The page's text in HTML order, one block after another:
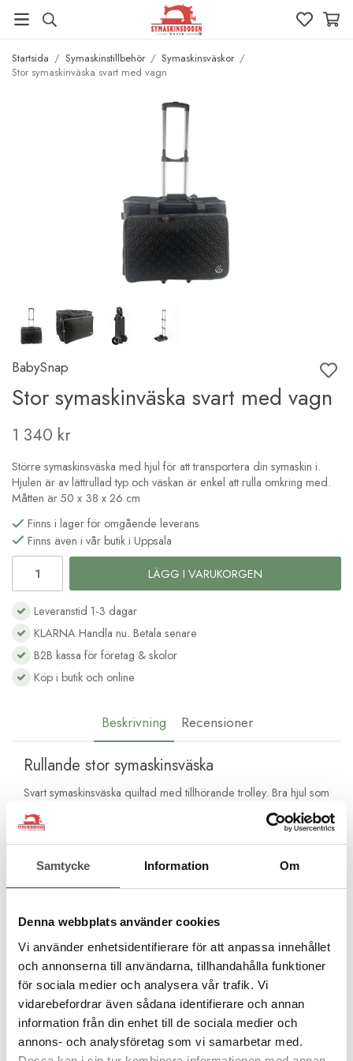
Samtycke Information Om
Denna webbplats använder cookies
Vi använder enhetsidentifierare för att anpassa innehållet
och annonserna till användarna, tillhandahålla funktioner
för sociala medier och analysera vår trafik. Vi
vidarebefordrar även sådana identifierare och annan
information från din enhet till de sociala medier och
annons- och analysföretag som vi samarbetar med.
Startsida / Symaskinstillbehör / Symaskinsväskor /
Stor symaskinväska svart med vagn
BabySnap
Stor symaskinväska svart med vagn
1 340 kr
Större symaskinsväska med hjul för att transportera din symaskin i.
Hjulen är av lättrullad typ och väskan är enkel att rulla omkring med.
Måtten är 50 x 38 x 26 cm
Finns i lager för omgående leverans
Finns även i vår butik i Uppsala
LÄGG I VARUKORGEN
Leveranstid 1-3 dagar
KLARNA Handla nu. Betala senare
B2B kassa för företag & skolor
Köp i butik och online
Beskrivning Recensioner
Rullande stor symaskinsväska
Svart symaskinsväska quiltad med tillhörande trolley. Bra hjul som
är stadiga och lättrullande. Trolleyn är lätt att manövrera.
Teleksopiskt handtag. Väskan kan enkelt tas av från trolleyn
(vagnen) så kan den användas till olika ändamål. T.ex. en annan
cm. Väskan har en stor ytrre ficka samt bärhandtag.
Bra hjul på vagnen
Väska enkel att ta bort
Vagnen kan fällas ihop
Mått väska 50 x 38 x 26 cm
Väskan har rymlig yttre ficka
Bärhandtag på väskan